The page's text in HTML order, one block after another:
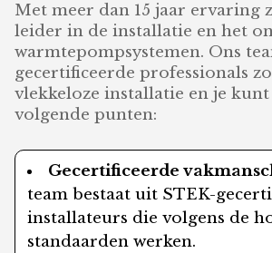
Met meer dan 15 jaar ervaring
leider in de installatie en het
warmtepompsystemen. Ons
gecertificeerde professionals
vlekkeloze installatie en je
volgende punten:
Gecertificeerde
team bestaat uit STEK-
installateurs die volgens de
standaarden werken.